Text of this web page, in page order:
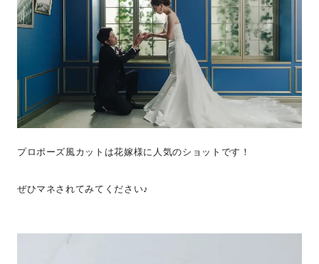
プロポーズ風カットは花嫁様に人気のショットです！
ぜひマネされてみてください♪